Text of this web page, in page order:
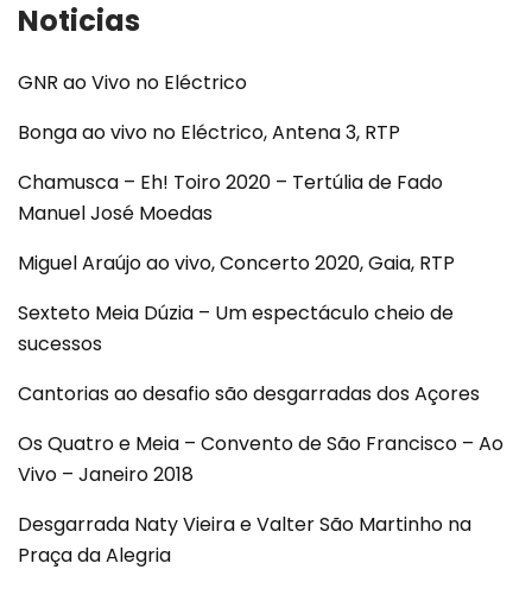
Noticias
GNR ao Vivo no Eléctrico
Bonga ao vivo no Eléctrico, Antena 3, RTP
Chamusca – Eh! Toiro 2020 – Tertúlia de Fado
Manuel José Moedas
Miguel Araújo ao vivo, Concerto 2020, Gaia, RTP
Sexteto Meia Dúzia – Um espectáculo cheio de
sucessos
Cantorias ao desafio são desgarradas dos Açores
Os Quatro e Meia – Convento de São Francisco – Ao
Vivo – Janeiro 2018
Desgarrada Naty Vieira e Valter São Martinho na
Praça da Alegria